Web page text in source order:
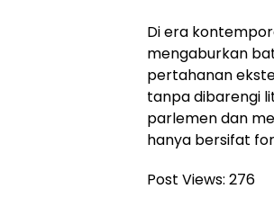
Di era
mengaburkan
pertahanan
tanpa dibarengi
parlemen dan
hanya bersifat
Post Views: 276